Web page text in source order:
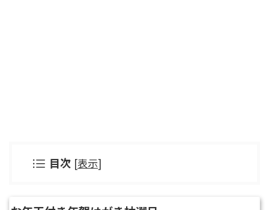
目次 [表示]